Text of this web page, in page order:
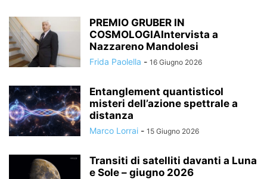
PREMIO GRUBER IN
COSMOLOGIAIntervista a
Nazzareno Mandolesi
Frida Paolella - 16 Giugno 2026
Entanglement quantisticoI
misteri dell’azione spettrale a
distanza
Marco Lorrai - 15 Giugno 2026
Transiti di satelliti davanti a Luna
e Sole – giugno 2026